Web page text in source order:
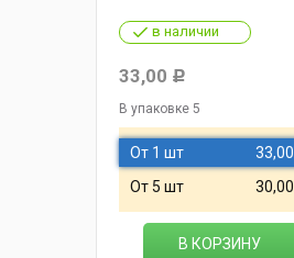
в наличии
33,00 Р
В упаковке 5
От 1 шт 33,00
От 5 шт 30,00
В КОРЗИНУ